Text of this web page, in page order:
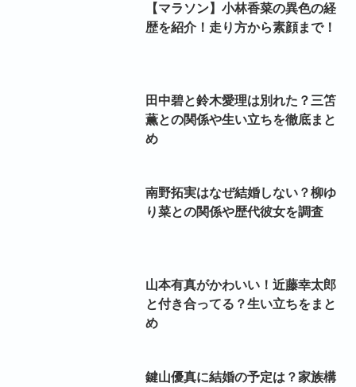
【マラソン】小林香菜の異色の経
歴を紹介！走り方から素顔まで！
田中碧と鈴木愛理は別れた？三笘
薫との関係や生い立ちを徹底まと
め
南野拓実はなぜ結婚しない？柳ゆ
り菜との関係や歴代彼女を調査
山本有真がかわいい！近藤幸太郎
と付き合ってる？生い立ちをまと
め
鍵山優真に結婚の予定は？家族構